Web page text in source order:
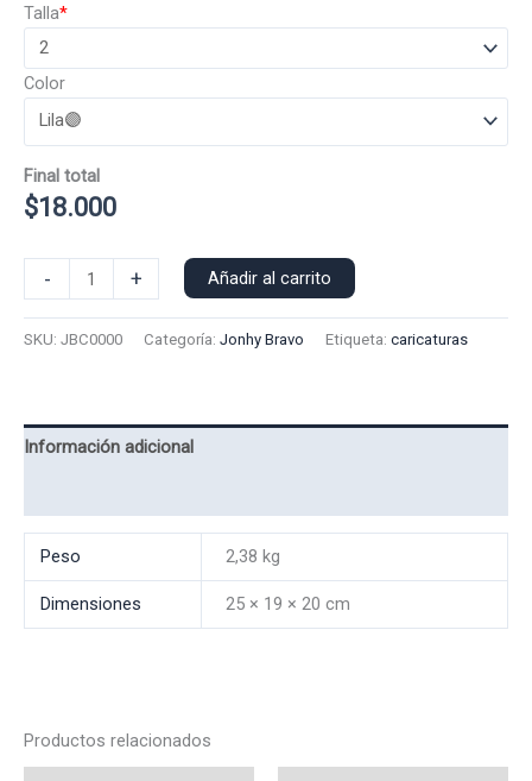
*
Talla
Color
Final total
$18.000
-
Capucha
+ Añadir al carrito
SKU: JBC0000 Categoría: Jonhy Bravo Etiqueta: caricaturas
Información adicional
Peso 2,38 kg
Dimensiones 25 × 19 × 20 cm
Productos relacionados